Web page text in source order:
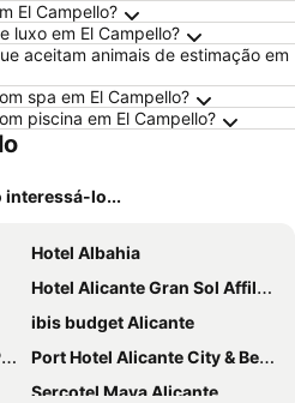
El Campello?
luxo em El Campello?
aceitam animais de estimação em
spa em El Campello?
piscina em El Campello?
interessá-lo...
Hotel Albahia
Hotel Alicante Gran Sol Affiliated by Meliá
ibis budget Alicante
Port Hotel Alicante City & Beach
Sercotel Maya Alicante